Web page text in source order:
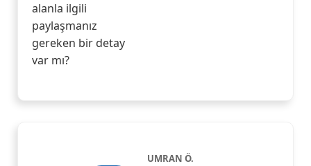
alanla ilgili
paylaşmanız
gereken bir detay
var mı?
UMRAN Ö.